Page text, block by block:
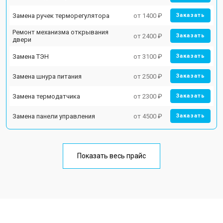
Замена ручек терморегулятора от 1400 ₽ Заказать
Ремонт механизма открывания
двери
от 2400 ₽ Заказать
Замена ТЭН от 3100 ₽ Заказать
Замена шнура питания от 2500 ₽ Заказать
Замена термодатчика от 2300 ₽ Заказать
Замена панели управления от 4500 ₽ Заказать
Показать весь прайс